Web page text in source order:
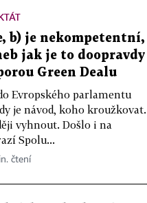
b) je nekompetentní,
jak je to doopravdy
Green Dealu
Evropského parlamentu
je návod, koho kroužkovat.
vyhnout. Došlo i na
Spolu...
čtení